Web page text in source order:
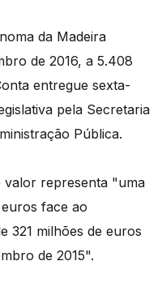
da Madeira
de 2016, a 5.408
entregue sexta-
pela Secretaria
Pública.
valor representa "uma
euros face ao
321 milhões de euros
de 2015".